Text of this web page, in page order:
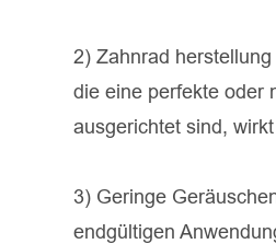
2) Zahnrad
die eine perfekte oder
ausgerichtet sind,
3) Geringe
endgültigen